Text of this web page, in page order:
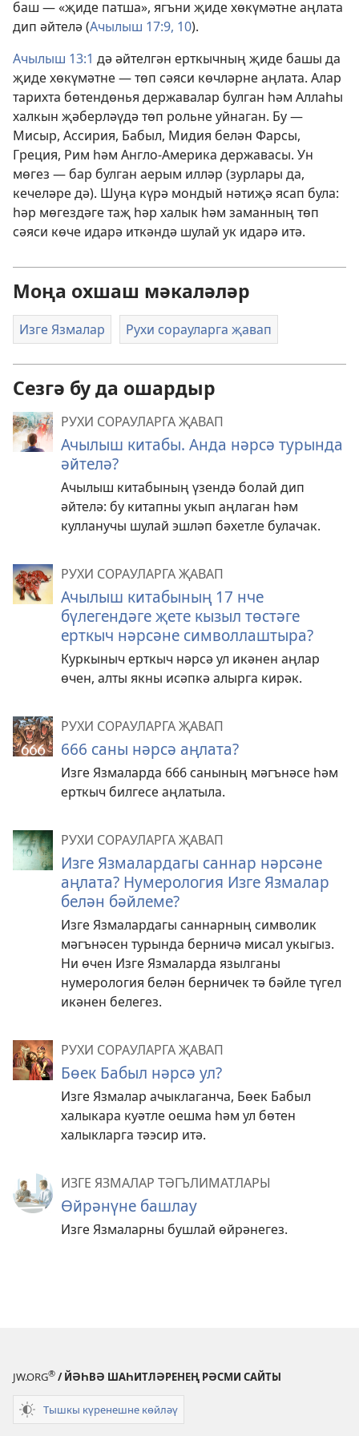
баш — «җиде патша», ягъни җиде хөкүмәтне аңлата
дип әйтелә (Ачылыш 17:9, 10).
Ачылыш 13:1 дә әйтелгән ерткычның җиде башы да
җиде хөкүмәтне — төп сәяси көчләрне аңлата. Алар
тарихта бөтендөнья державалар булган һәм Аллаһы
халкын җәберләүдә төп рольне уйнаган. Бу —
Мисыр, Ассирия, Бабыл, Мидия белән Фарсы,
Греция, Рим һәм Англо-Америка державасы. Ун
мөгез — бар булган аерым илләр (зурлары да,
кечеләре дә). Шуңа күрә мондый нәтиҗә ясап була:
һәр мөгездәге таҗ һәр халык һәм заманның төп
сәяси көче идарә иткәндә шулай ук идарә итә.
Моңа охшаш мәкаләләр
Изге Язмалар Рухи сорауларга җавап
Сезгә бу да ошардыр
РУХИ СОРАУЛАРГА ҖАВАП
Ачылыш китабы. Анда нәрсә турында
әйтелә?
Ачылыш китабының үзендә болай дип
әйтелә: бу китапны укып аңлаган һәм
кулланучы шулай эшләп бәхетле булачак.
РУХИ СОРАУЛАРГА ҖАВАП
Ачылыш китабының 17 нче
бүлегендәге җете кызыл төстәге
ерткыч нәрсәне символлаштыра?
Куркыныч ерткыч нәрсә ул икәнен аңлар
өчен, алты якны исәпкә алырга кирәк.
РУХИ СОРАУЛАРГА ҖАВАП
666 саны нәрсә аңлата?
Изге Язмаларда 666 санының мәгънәсе һәм
ерткыч билгесе аңлатыла.
РУХИ СОРАУЛАРГА ҖАВАП
Изге Язмалардагы саннар нәрсәне
аңлата? Нумерология Изге Язмалар
белән бәйлеме?
Изге Язмалардагы саннарның символик
мәгънәсен турында берничә мисал укыгыз.
Ни өчен Изге Язмаларда язылганы
нумерология белән берничек тә бәйле түгел
икәнен белегез.
РУХИ СОРАУЛАРГА ҖАВАП
Бөек Бабыл нәрсә ул?
Изге Язмалар ачыклаганча, Бөек Бабыл
халыкара куәтле оешма һәм ул бөтен
халыкларга тәэсир итә.
ИЗГЕ ЯЗМАЛАР ТӘГЪЛИМАТЛАРЫ
Өйрәнүне башлау
Изге Язмаларны бушлай өйрәнегез.
JW.ORG® / ЙӘҺВӘ ШАҺИТЛӘРЕНЕҢ РӘСМИ САЙТЫ
Тышкы күренешне көйләү